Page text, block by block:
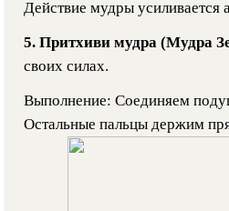
Действие мудры усиливается
5. Притхиви мудра (Мудра
своих силах.
Выполнение: Соединяем
Остальные пальцы держим